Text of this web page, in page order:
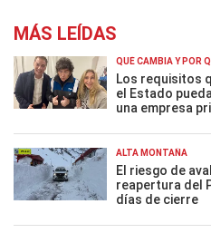
MÁS LEÍDAS
QUÉ CAMBIA Y POR
Los requisitos
el Estado
una empresa
ALTA MONTAÑA
El riesgo de
reapertura del
días de cierre